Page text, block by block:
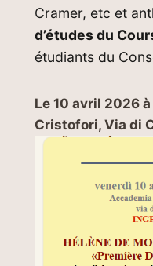
Cramer, etc et
d’études du
étudiants du
Le 10 avril 2026
Cristofori, Via di